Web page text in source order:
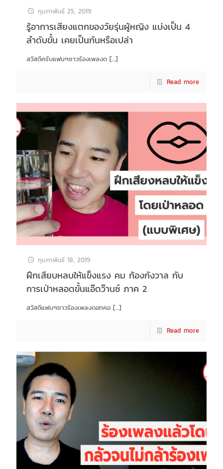
กุมภาพันธ์ 25, 2019
รู้อาการเสียงแตกของวัยรุ่นผู้หญิง แบ่งเป็น 4
ลำดับขั้น เคยเป็นกันหรือเปล่า
สวัสดีครับแฟนๆชาวร้องเพลงด […]
Read more
กุมภาพันธ์ 18, 2019
ฝึกเสียบหลบให้แข็งแรง คม ก้องกังวาล กับ
การเป่าหลอดขั้นแอ๊ดว๊านซ์ ภาค 2
สวัสดีแฟนๆชาวร้องเพลงดอทคอ […]
Read more